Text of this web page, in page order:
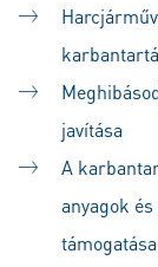
javítása
A
anyagok
támogatása